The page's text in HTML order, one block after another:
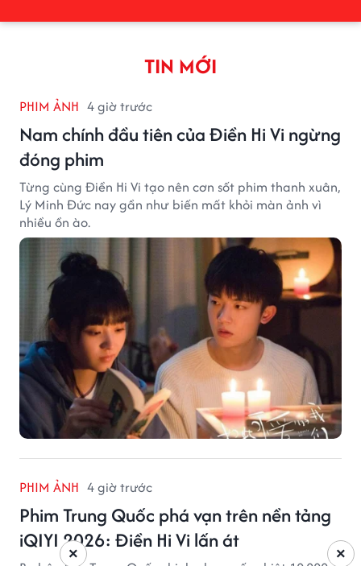
TIN MỚI
PHIM ẢNH 4 giờ trước
Nam chính đầu tiên của Điền Hi Vi ngừng
đóng phim
Từng cùng Điền Hi Vi tạo nên cơn sốt phim thanh xuân,
Lý Minh Đức nay gần như biến mất khỏi màn ảnh vì
nhiều ồn ào.
PHIM ẢNH 4 giờ trước
Phim Trung Quốc phá vạn trên nền tảng
iQIYI 2026: Điền Hi Vi lấn át
×
×